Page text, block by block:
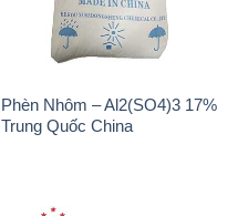
Phèn Nhôm – Al2(SO4)3 17%
Trung Quốc China